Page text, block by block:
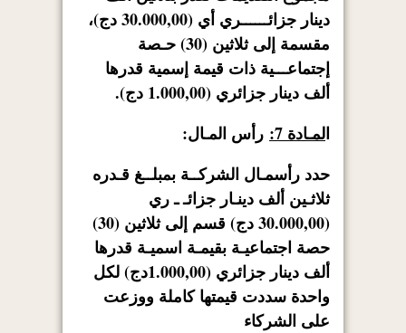
دينار جزائــــــري أي (30.000,00 دج)،
مقسمة إلى ثلاثين (30) حـصة
إجتماعـــية ذات قيمة إسمية قدرها
ألف دينار جزائري (1.000,00 دج).
المـادة 7:
رأس المـال:
حدد رأسمـال الشركــة بمبلــغ قـدره
ثلاثـين ألف دينـار جزائـ ـ ري
(30.000,00 دج) قسم إلى ثلاثين (30)
حصة اجتماعيـة بقيمـة اسميـة قدرها
ألف دينار جزائري (1.000,00دج) لكل
واحدة سددت قيمتها كاملة ووزعت
على الشركاء